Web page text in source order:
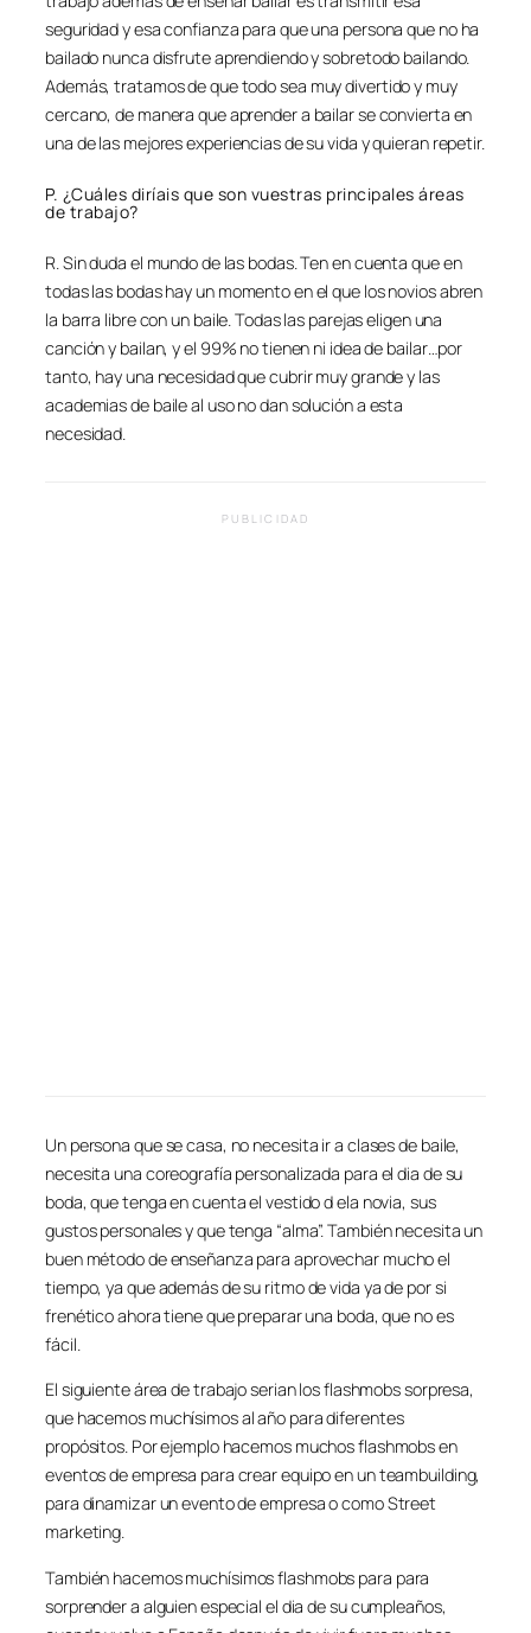
seguridad y esa confianza para que una persona que no ha
bailado nunca disfrute aprendiendo y sobretodo bailando.
Además, tratamos de que todo sea muy divertido y muy
cercano, de manera que aprender a bailar se convierta en
una de las mejores experiencias de su vida y quieran repetir.
P. ¿Cuáles diríais que son vuestras principales áreas
de trabajo?
R. Sin duda el mundo de las bodas. Ten en cuenta que en
todas las bodas hay un momento en el que los novios abren
la barra libre con un baile. Todas las parejas eligen una
canción y bailan, y el 99% no tienen ni idea de bailar…por
tanto, hay una necesidad que cubrir muy grande y las
academias de baile al uso no dan solución a esta
necesidad.
PUBLICIDAD
Un persona que se casa, no necesita ir a clases de baile,
necesita una coreografía personalizada para el dia de su
boda, que tenga en cuenta el vestido d ela novia, sus
gustos personales y que tenga “alma”. También necesita un
buen método de enseñanza para aprovechar mucho el
tiempo, ya que además de su ritmo de vida ya de por si
frenético ahora tiene que preparar una boda, que no es
fácil.
El siguiente área de trabajo serian los flashmobs sorpresa,
que hacemos muchísimos al año para diferentes
propósitos. Por ejemplo hacemos muchos flashmobs en
eventos de empresa para crear equipo en un teambuilding,
para dinamizar un evento de empresa o como Street
marketing.
También hacemos muchísimos flashmobs para para
sorprender a alguien especial el dia de su cumpleaños,